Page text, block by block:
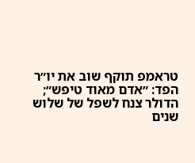
טראמפ תוקף שוב את יו״ר
הפד: ״אדם מאוד טיפש״;
הדולר צנח לשפל של שלוש
שנים